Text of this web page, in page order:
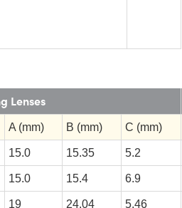
Lenses
A (mm) B (mm) C (mm)
15.0 15.35 5.2
15.0 15.4 6.9
19 24.04 5.46